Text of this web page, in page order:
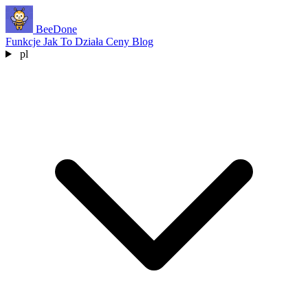
BeeDone
Funkcje Jak To Działa Ceny Blog
pl